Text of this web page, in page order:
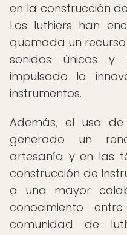
en la construcción
Los luthiers han
quemada un
sonidos únicos y
impulsado la
instrumentos.
Además, el uso
generado un
artesanía y en las
construcción de
a una mayor
conocimiento
comunidad de